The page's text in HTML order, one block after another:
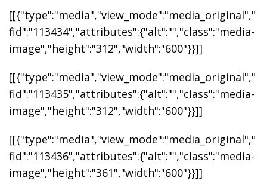
[[{"type":"media","view_mode":"media_original","
fid":"113434","attributes":{"alt":"","class":"media-
image","height":"312","width":"600"}}]]
[[{"type":"media","view_mode":"media_original","
fid":"113435","attributes":{"alt":"","class":"media-
image","height":"312","width":"600"}}]]
[[{"type":"media","view_mode":"media_original","
fid":"113436","attributes":{"alt":"","class":"media-
image","height":"361","width":"600"}}]]